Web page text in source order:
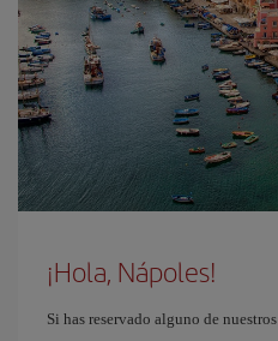
¡Hola, Nápoles!
Si has reservado alguno de nuestros